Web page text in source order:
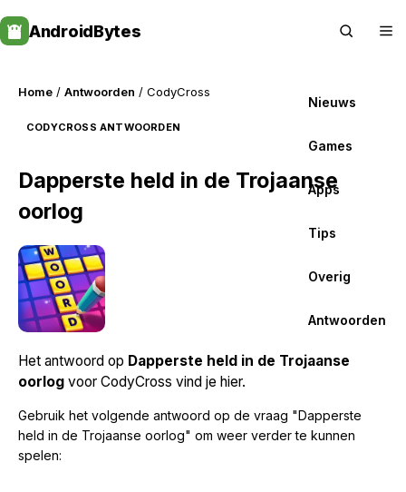
to
content
AndroidBytes
Nieuws
Games
Apps
Tips
Overig
Antwoorden
Home / Antwoorden / CodyCross
CODYCROSS ANTWOORDEN
Dapperste held in de Trojaanse
oorlog
Het antwoord op Dapperste held in de Trojaanse
oorlog voor CodyCross vind je hier.
Gebruik het volgende antwoord op de vraag "Dapperste
held in de Trojaanse oorlog" om weer verder te kunnen
spelen: